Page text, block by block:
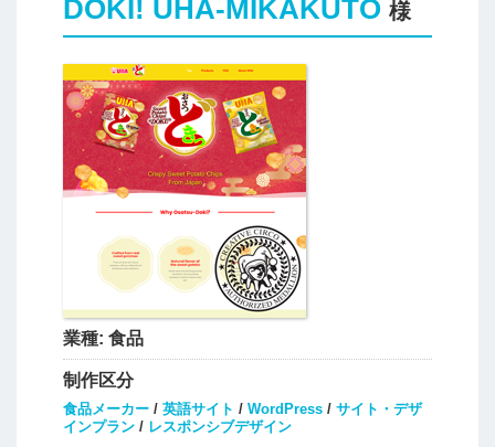
DOKI! UHA-MIKAKUTO 様
業種: 食品
制作区分
食品メーカー/ 英語サイト / WordPress/ サイト・デザ
インプラン/ レスポンシブデザイン